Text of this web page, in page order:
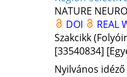
NATURE
DOI
REAL
Szakcikk
[33540834]
Nyilvános